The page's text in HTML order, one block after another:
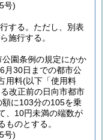
号)
する。 ただし、別表
施行する。
園条例の規定にかか
月30日までの都市公
用料(以下「使用料
改正前の日向市都市
に103分の105を乗
、10円未満の端数が
のとする。
号)